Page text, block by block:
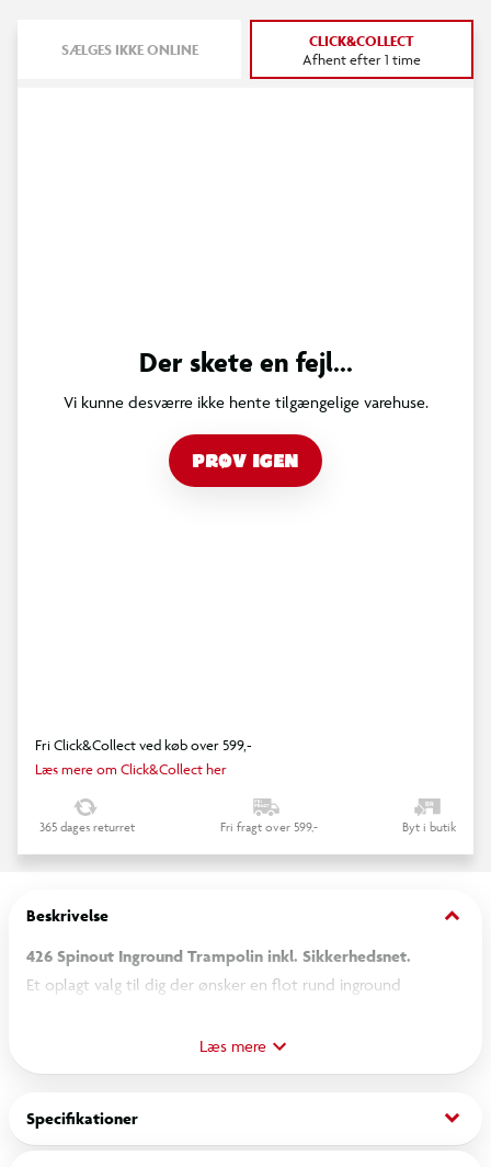
SÆLGES IKKE ONLINE CLICK&COLLECT
Afhent efter 1 time
Der skete en fejl...
Vi kunne desværre ikke hente tilgængelige varehuse.
PRØV IGEN
Fri Click&Collect ved køb over 599,-
Læs mere om Click&Collect her
365 dages returret Fri fragt over 599,- Byt i butik
Beskrivelse keyboard_arrow_down
426 Spinout Inground Trampolin inkl. Sikkerhedsnet.
Et oplagt valg til dig der ønsker en flot rund inground
GOD kvalitet for pengene.Sikkert sjov og motion til børn i alle
aldre. Alle børn vil elske en kvalitets Trampolin fra Spinout.
Kvalitetstrampolin med galvaniserede rør. Som har en god
Læs mere
Specifikationer keyboard_arrow_down